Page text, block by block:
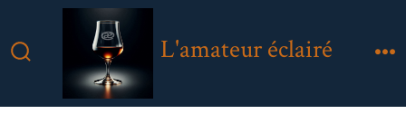
au
Bascule
Rechercher
L'amateur éclairé